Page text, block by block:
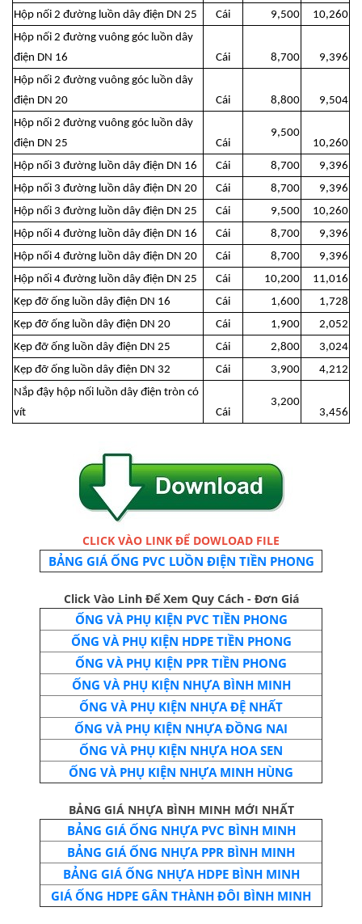
Hộp nối 2 đường luồn dây điện DN 25 Cái 9,500
10,260
Hộp nối 2 đường vuông góc luồn dây
điện DN 16
Cái 8,700
9,396
Hộp nối 2 đường vuông góc luồn dây
điện DN 20
Cái 8,800
9,504
Hộp nối 2 đường vuông góc luồn dây
điện DN 25
Cái
9,500
10,260
Hộp nối 3 đường luồn dây điện DN 16
Cái 8,700
9,396
Hộp nối 3 đường luồn dây điện DN 20
Cái 8,700
9,396
Hộp nối 3 đường luồn dây điện DN 25
Cái 9,500
10,260
Hộp nối 4 đường luồn dây điện DN 16
Cái 8,700
9,396
Hộp nối 4 đường luồn dây điện DN 20
Cái 8,700
9,396
Hộp nối 4 đường luồn dây điện DN 25
Cái 10,200
11,016
Kẹp đỡ ống luồn dây điện DN 16
Cái 1,600
1,728
Kẹp đỡ ống luồn dây điện DN 20
Cái 1,900
2,052
Kẹp đỡ ống luồn dây điện DN 25
Cái 2,800
3,024
Kẹp đỡ ống luồn dây điện DN 32
Cái 3,900
4,212
Nắp đậy hộp nối luồn dây điện tròn có
vít
Cái
3,200
3,456
CLICK VÀO LINK ĐỂ DOWLOAD FILE
BẢNG GIÁ ỐNG PVC LUỒN ĐIỆN TIỀN PHONG
Click Vào Linh Để Xem Quy Cách - Đơn Giá
ỐNG VÀ PHỤ KIỆN PVC TIỀN PHONG
ỐNG VÀ PHỤ KIỆN HDPE TIỀN PHONG
ỐNG VÀ PHỤ KIỆN PPR TIỀN PHONG
ỐNG VÀ PHỤ KIỆN NHỰA BÌNH MINH
ỐNG VÀ PHỤ KIỆN NHỰA ĐỆ NHẤT
ỐNG VÀ PHỤ KIỆN NHỰA ĐỒNG NAI
ỐNG VÀ PHỤ KIỆN NHỰA HOA SEN
ỐNG VÀ PHỤ KIỆN NHỰA MINH HÙNG
BẢNG GIÁ NHỰA BÌNH MINH MỚI NHẤT
BẢNG GIÁ ỐNG NHỰA PVC BÌNH MINH
BẢNG GIÁ ỐNG NHỰA PPR BÌNH MINH
BẢNG GIÁ ỐNG NHỰA HDPE BÌNH MINH
GIÁ ỐNG HDPE GÂN THÀNH ĐÔI BÌNH MINH